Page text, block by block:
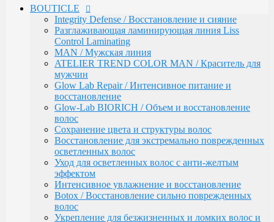
Восстановление для экстремально поврежденных
осветленных волос
Уход для осветленных волос с анти-желтым
эффектом
Интенсивное увлажнение и восстановление
Botox / Восстановление сильно поврежденных
волос
Укрепление для безжизненных и ломких волос и
чувствительной кожи головы
Термозащитная линия
Воcстановление волос с системой ANTI AGE
EXPERT COLOR / Перманентный крем-краситель
для волос (108 оттенков)
Окисляющая эмульсия / Developer
Atelier Color Integrative / Полуперманентный
краситель для тонирования волос (41 оттенок)
Bleacher Powder / Обесцвечивающие средства для
волос
Artistic Style / Средства для стайлинга
Аксессуары
BOUTICLE
Integrity Defense / Восстановление и сияние
Разглаживающая ламинирующая линия Liss
Control Laminating
MAN / Мужская линия
ATELIER TREND COLOR MAN / Краситель для
мужчин
Glow Lab Repair / Интенсивное питание и
восстановление
Glow-Lab BIORICH / Объем и восстановление
волос
Сохранение цвета и структуры волос
Восстановление для экстремально поврежденных
осветленных волос
Уход для осветленных волос с анти-желтым
эффектом
Интенсивное увлажнение и восстановление
Botox / Восстановление сильно поврежденных
волос
Укрепление для безжизненных и ломких волос и